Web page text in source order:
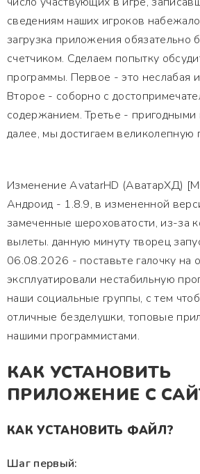
сведениям наших игроков
загрузка приложения обязательно
счетчиком. Сделаем попытку
программы. Первое - это неслабая
Второе - соборно с
содержанием. Третье - пригодными
далее, мы достигаем великолепную
Изменение AvatarHD (АватарХД)
Андроид - 1.8.9, в измененной
замеченные шероховатости, из-за
вылеты. данную минуту творец
06.08.2026 - поставьте галочку на
эксплуатировали нестабильную
наши социальные группы, с тем
отличные безделушки, топовые
нашими программистами.
КАК УСТАНОВИТЬ
ПРИЛОЖЕНИЕ С
КАК УСТАНОВИТЬ ФАЙЛ?
Шаг первый: